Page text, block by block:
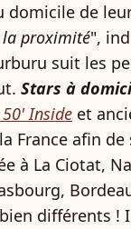
domicile de
proximité",
suit les
Stars à
50' Inside et
France afin
à La Ciotat,
différents !